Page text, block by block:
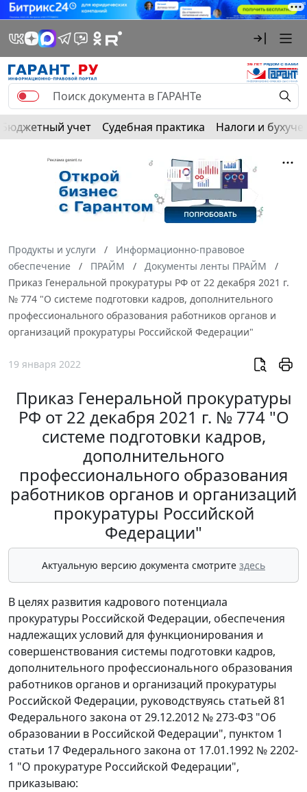
Бюджетный учет Судебная практика Налоги и
Продукты и услуги
Информационно-правовое
обеспечение
ПРАЙМ
Документы ленты ПРАЙМ
Приказ Генеральной прокуратуры РФ от 22 декабря 2021 г.
№ 774 "О системе подготовки кадров, дополнительного
профессионального образования работников органов и
организаций прокуратуры Российской Федерации"
19 января 2022
Приказ Генеральной прокуратуры
РФ от 22 декабря 2021 г. № 774 "О
системе подготовки кадров,
дополнительного
профессионального образования
работников органов и организаций
прокуратуры Российской
Федерации"
Актуальную версию документа смотрите здесь
В целях развития кадрового потенциала
прокуратуры Российской Федерации, обеспечения
надлежащих условий для функционирования и
совершенствования системы подготовки кадров,
дополнительного профессионального образования
работников органов и организаций прокуратуры
Российской Федерации, руководствуясь статьей 81
Федерального закона от 29.12.2012 № 273-ФЗ "Об
образовании в Российской Федерации", пунктом 1
статьи 17 Федерального закона от 17.01.1992 № 2202-
1 "О прокуратуре Российской Федерации",
приказываю: